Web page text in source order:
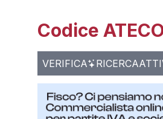
Codice
VERIFICA RICERCA